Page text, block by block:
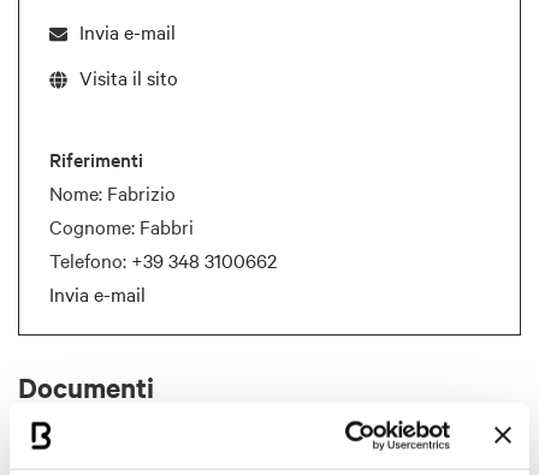
Invia e-mail
Visita il sito
Riferimenti
Nome: Fabrizio
Cognome: Fabbri
Telefono: +39 348 3100662
Invia e-mail
Documenti
Scheda Presentazione Victoria